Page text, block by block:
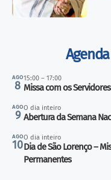
AGO
8
15:00 – 17:00
Missa com os
AGO
9
O dia inteiro
Abertura da Semana
AGO
10
O dia inteiro
Dia de São Lorenço –
Permanentes